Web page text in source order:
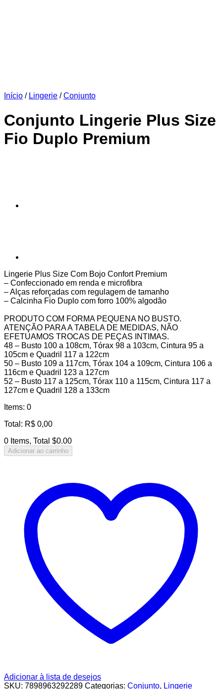
Início / Lingerie / Conjunto
Conjunto Lingerie Plus Size
Fio Duplo Premium
Lingerie Plus Size Com Bojo Confort Premium
– Confeccionado em renda e microfibra
– Alças reforçadas com regulagem de tamanho
– Calcinha Fio Duplo com forro 100% algodão
PRODUTO COM FORMA PEQUENA NO BUSTO.
ATENÇÃO PARA A TABELA DE MEDIDAS, NÃO
EFETUAMOS TROCAS DE PEÇAS INTIMAS.
48 – Busto 100 a 108cm, Tórax 98 a 103cm, Cintura 95 a
105cm e Quadril 117 a 122cm
50 – Busto 109 a 117cm, Tórax 104 a 109cm, Cintura 106 a
116cm e Quadril 123 a 127cm
52 – Busto 117 a 125cm, Tórax 110 a 115cm, Cintura 117 a
127cm e Quadril 128 a 133cm
Items: 0
Total : R$ 0,00
0 Items, Total $0.00
Adicionar ao carrinho
Adicionar à lista de desejos
SKU: 7898963292289 Categorias: Conjunto, Lingerie